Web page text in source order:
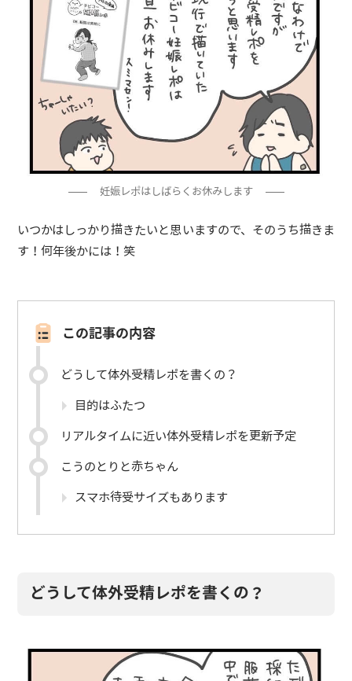
妊娠レポはしばらくお休みします
いつかはしっかり描きたいと思いますので、そのうち描きま
す！何年後かには！笑
この記事の内容
どうして体外受精レポを書くの？
目的はふたつ
リアルタイムに近い体外受精レポを更新予定
こうのとりと赤ちゃん
スマホ待受サイズもあります
どうして体外受精レポを書くの？